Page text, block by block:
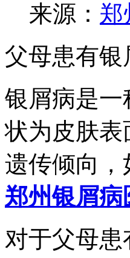
来源： 郑
父母患有
银屑病是
状为皮肤
遗传倾向
郑州银屑病
对于父母